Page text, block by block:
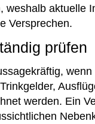
weshalb aktuelle
Versprechen.
prüfen
werden. Ein